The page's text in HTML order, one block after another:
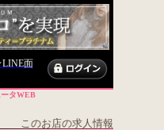
面
タWEB
このお店の求人情報